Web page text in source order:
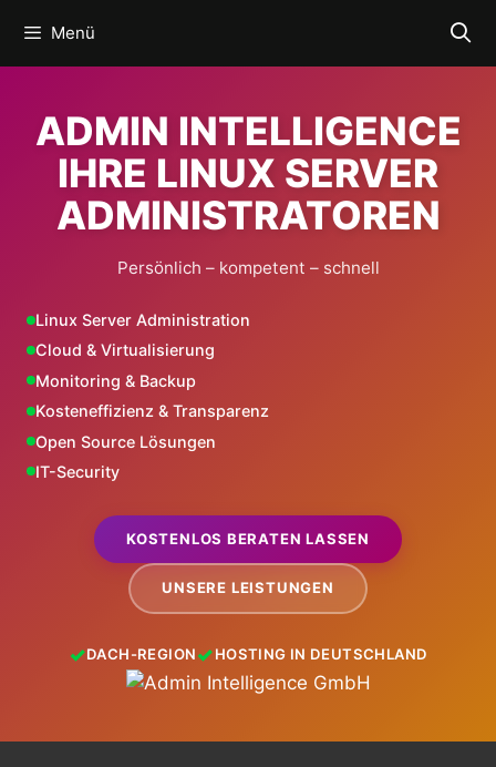
Inhalt
springen
Menü
ADMIN INTELLIGENCE
IHRE LINUX SERVER
ADMINISTRATOREN
Persönlich – kompetent – schnell
Linux Server Administration
Cloud & Virtualisierung
Monitoring & Backup
Kosteneffizienz & Transparenz
Open Source Lösungen
IT-Security
KOSTENLOS BERATEN LASSEN
UNSERE LEISTUNGEN
DACH-REGION HOSTING IN DEUTSCHLAND